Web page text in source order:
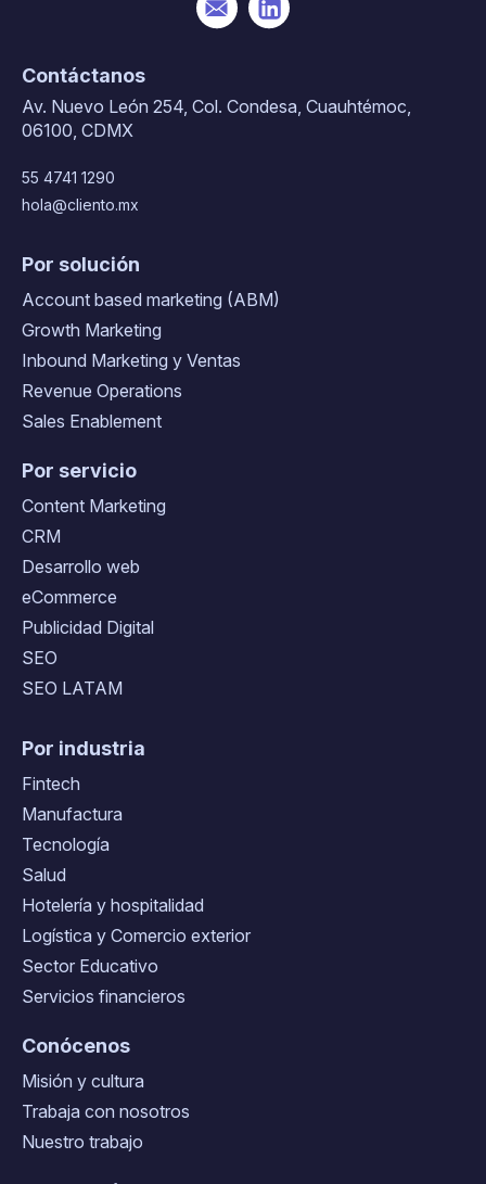
Contáctanos
Av. Nuevo León 254, Col. Condesa, Cuauhtémoc,
06100, CDMX
55 4741 1290
hola@cliento.mx
Por solución
Account based marketing (ABM)
Growth Marketing
Inbound Marketing y Ventas
Revenue Operations
Sales Enablement
Por servicio
Content Marketing
CRM
Desarrollo web
eCommerce
Publicidad Digital
SEO
SEO LATAM
Por industria
Fintech
Manufactura
Tecnología
Salud
Hotelería y hospitalidad
Logística y Comercio exterior
Sector Educativo
Servicios financieros
Conócenos
Misión y cultura
Trabaja con nosotros
Nuestro trabajo